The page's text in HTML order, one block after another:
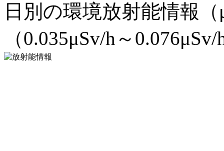
日別の環境放射能情報
（0.035μSv/h～0.076μSv/